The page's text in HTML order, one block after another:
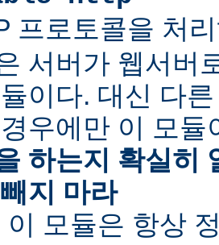
프로토콜을 처
서버가 웹서버
이다. 대신 다
우에만 이 모
하는지 확실히
지 마라
이 모듈은 항상